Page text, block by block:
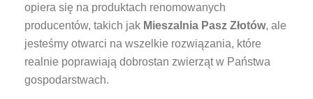
opiera się na produktach renomowanych
producentów, takich jak Mieszalnia Pasz Złotów, ale
jesteśmy otwarci na wszelkie rozwiązania, które
realnie poprawiają dobrostan zwierząt w Państwa
gospodarstwach.